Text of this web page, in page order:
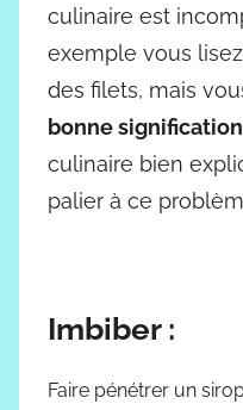
culinaire est
exemple vous
des filets, mais
bonne
culinaire bien
palier à ce
Imbiber :
Faire pénétrer un